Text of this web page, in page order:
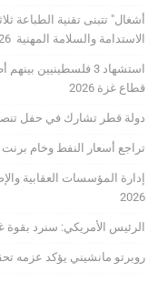
أشغال" تتبنى تقنية الطباعة
الاستدامة والسلامة المهنية 2026
استشهاد 3
قطاع غزة 2026
دولة قطر تشارك في حفل تنصيب
تراجع أسعار النفط وخام برنت يسجل 89.45 دولار
إدارة المؤسسات العقابية
2026
الرئيس الأمريكي: سنرد بقوة
روبرتو مانشيني يؤكد عزمه